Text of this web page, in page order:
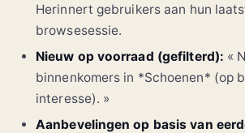
Herinnert gebruikers aan hun
browsesessie.
Nieuw op voorraad (gefilterd): «
binnenkomers in *Schoenen* (op
interesse). »
Aanbevelingen op basis van